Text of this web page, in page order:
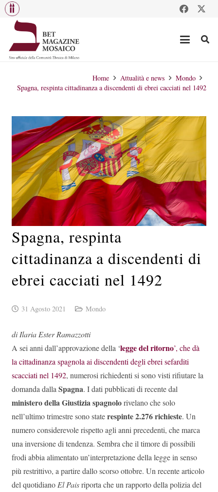
Home Attualità e news
Mondo
Spagna, respinta cittadinanza a discendenti di ebrei cacciati nel 1492
Spagna, respinta
cittadinanza a discendenti di
ebrei cacciati nel 1492
31 Agosto 2021 Mondo
di Ilaria Ester Ramazzotti
A sei anni dall’approvazione della ‘legge del ritorno’, che dà
la cittadinanza spagnola ai discendenti degli ebrei sefarditi
scacciati nel 1492, numerosi richiedenti si sono visti rifiutare la
domanda dallaSpagna. I dati pubblicati di recente dal
ministero della Giustizia spagnolorivelano che solo
nell’ultimo trimestre sono staterespinte 2.276 richieste. Un
numero considerevole rispetto agli anni precedenti, che marca
una inversione di tendenza. Sembra che il timore di possibili
frodi abbia alimentato un’interpretazione della legge in senso
più restrittivo, a partire dallo scorso ottobre. Un recente articolo
del quotidianoEl Paisriporta che un rapporto della polizia del